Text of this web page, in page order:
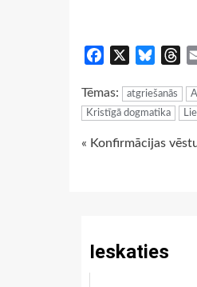
Facebook Bluesky
Tēmas: atgriešanās
Kristīgā dogmatika
Continue
« Konfirmācijas
Ieskaties